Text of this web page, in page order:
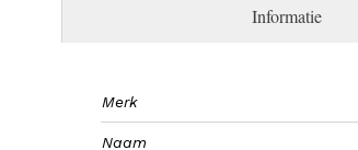
Informatie
Merk
Naam